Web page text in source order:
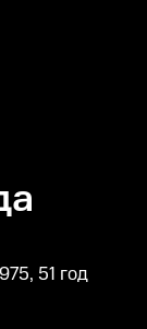
51 год